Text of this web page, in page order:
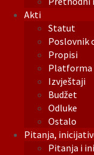
Akti
Statut
Poslovnik
Propisi
Platforma
Izvještaji
Budžet
Odluke
Ostalo
Pitanja,
Pitanja i